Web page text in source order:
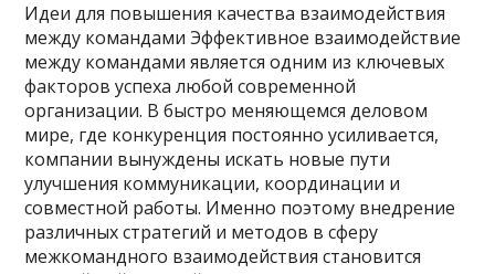
Идеи для повышения качества взаимодействия
между командами Эффективное взаимодействие
между командами является одним из ключевых
факторов успеха любой современной
организации. В быстро меняющемся деловом
мире, где конкуренция постоянно усиливается,
компании вынуждены искать новые пути
улучшения коммуникации, координации и
совместной работы. Именно поэтому внедрение
различных стратегий и методов в сферу
межкомандного взаимодействия становится